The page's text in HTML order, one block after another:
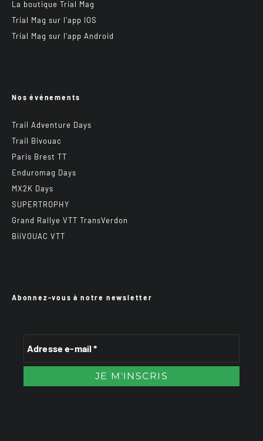
La boutique Trial Mag
Trial Mag sur l’app IOS
Trial Mag sur l’app Android
Nos événements
Trail Adventure Days
Trail Bivouac
Paris Brest TT
Enduromag Days
MX2K Days
SUPERTROPHY
Grand Rallye VTT TransVerdon
BiiVOUAC VTT
Abonnez-vous à notre newsletter